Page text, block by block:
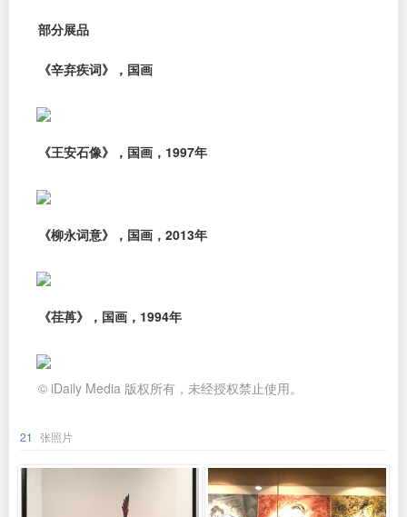
部分展品
《辛弃疾词》，国画
《王安石像》，国画，1997年
《柳永词意》，国画，2013年
《荏苒》，国画，1994年
© iDaily Media 版权所有，未经授权禁止使用。
21 张照片